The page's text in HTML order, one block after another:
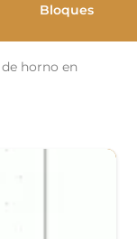
Bloques
horno en